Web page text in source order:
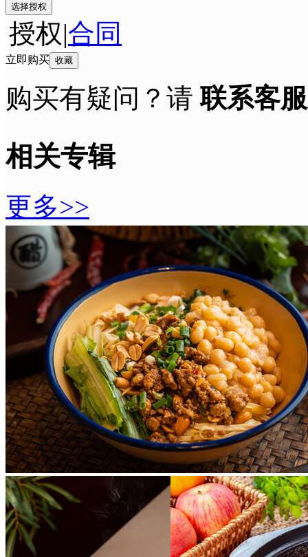
选择授权
授权|合同
立即购买 收藏
购买有疑问？请联系客服
相关专辑
更多>>